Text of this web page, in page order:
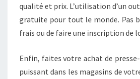
qualité et prix. L’utilisation d’un
gratuite pour tout le monde. Pas
frais ou de faire une inscription de
Enfin, faites votre achat de
puissant dans les magasins de